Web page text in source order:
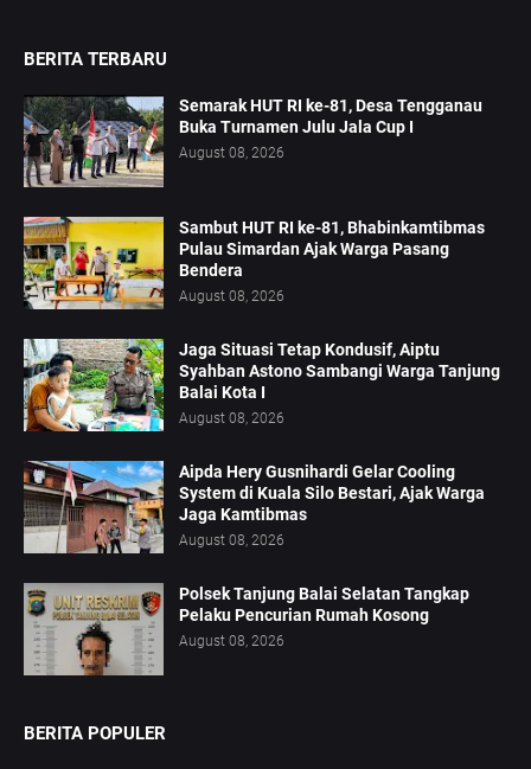
BERITA TERBARU
Semarak HUT RI ke-81, Desa Tengganau
Buka Turnamen Julu Jala Cup I
August 08, 2026
Sambut HUT RI ke-81, Bhabinkamtibmas
Pulau Simardan Ajak Warga Pasang
Bendera
August 08, 2026
Jaga Situasi Tetap Kondusif, Aiptu
Syahban Astono Sambangi Warga Tanjung
Balai Kota I
August 08, 2026
Aipda Hery Gusnihardi Gelar Cooling
System di Kuala Silo Bestari, Ajak Warga
Jaga Kamtibmas
August 08, 2026
Polsek Tanjung Balai Selatan Tangkap
Pelaku Pencurian Rumah Kosong
August 08, 2026
BERITA POPULER